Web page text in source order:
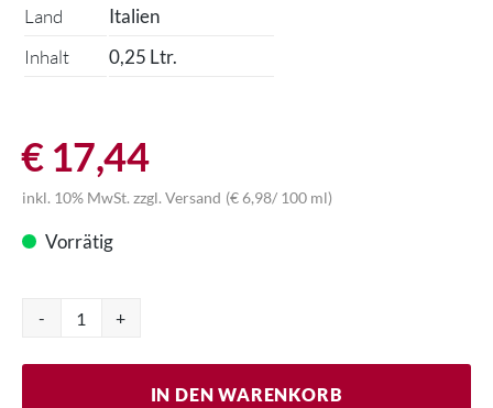
Land
Italien
Inhalt
0,25 Ltr.
€17,44
inkl. 10% MwSt. (€6,98/ 100 ml)
zzgl.Versand
Vorrätig
Aceto
IN DEN WARENKORB